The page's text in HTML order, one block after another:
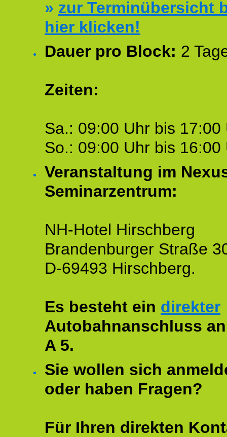
» zur Terminübersicht
hier klicken!
Dauer pro Block: 2
Zeiten:
Sa.: 09:00 Uhr bis 17:00
So.: 09:00 Uhr bis 16:00
Veranstaltung im
Seminarzentrum:
NH-Hotel Hirschberg
Brandenburger Straße
D-69493 Hirschberg.
Es besteht ein direkter
Autobahnanschluss
A 5.
Sie wollen sich
oder haben Fragen?
Für Ihren direkten